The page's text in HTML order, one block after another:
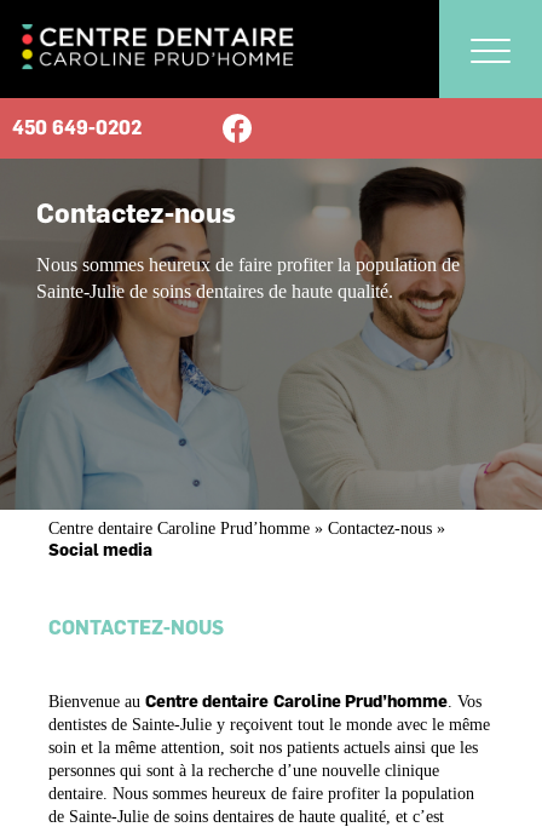
450 649-0202
Contactez-nous
Nous sommes heureux de faire profiter la population de
Sainte-Julie de soins dentaires de haute qualité.
Centre dentaire Caroline Prud’homme » Contactez-nous »
Social media
CONTACTEZ-NOUS
Bienvenue au Centre dentaire Caroline Prud’homme . Vos
dentistes de Sainte-Julie y reçoivent tout le monde avec le même
soin et la même attention, soit nos patients actuels ainsi que les
personnes qui sont à la recherche d’une nouvelle clinique
dentaire. Nous sommes heureux de faire profiter la population
de Sainte-Julie de soins dentaires de haute qualité, et c’est